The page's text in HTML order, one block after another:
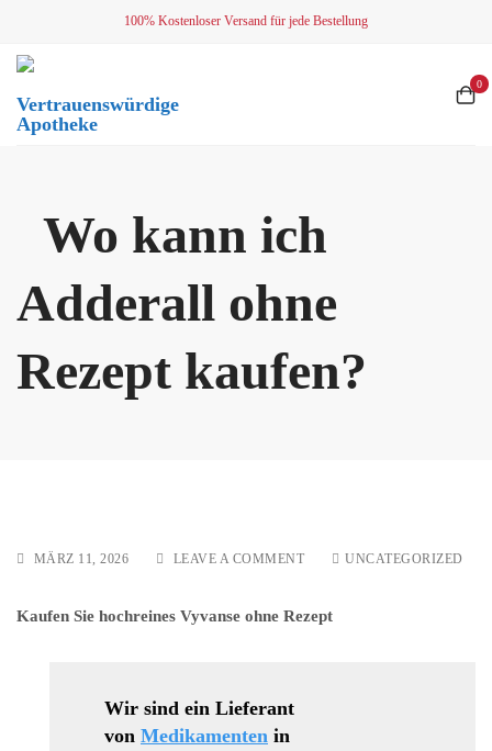
content
100% Kostenloser Versand für jede Bestellung
Vertrauenswürdige
Apotheke
0
Wo kann ich
Adderall ohne
Rezept kaufen?
MÄRZ 11, 2026 LEAVE A COMMENTON
ICH
UNCATEGORIZED
Kaufen Sie hochreines Vyvanse ohne Rezept
Wir sind ein Lieferant
von Medikamenten in